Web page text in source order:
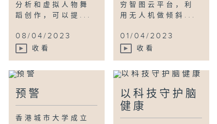
分析和虚拟人物舞
蹈创作，可以提...
08/04/2023
收看
穷智图云平台，利
用无人机做倾斜...
01/04/2023
收看
预警
香港城市⼤学成立
以科技守护脑
健康